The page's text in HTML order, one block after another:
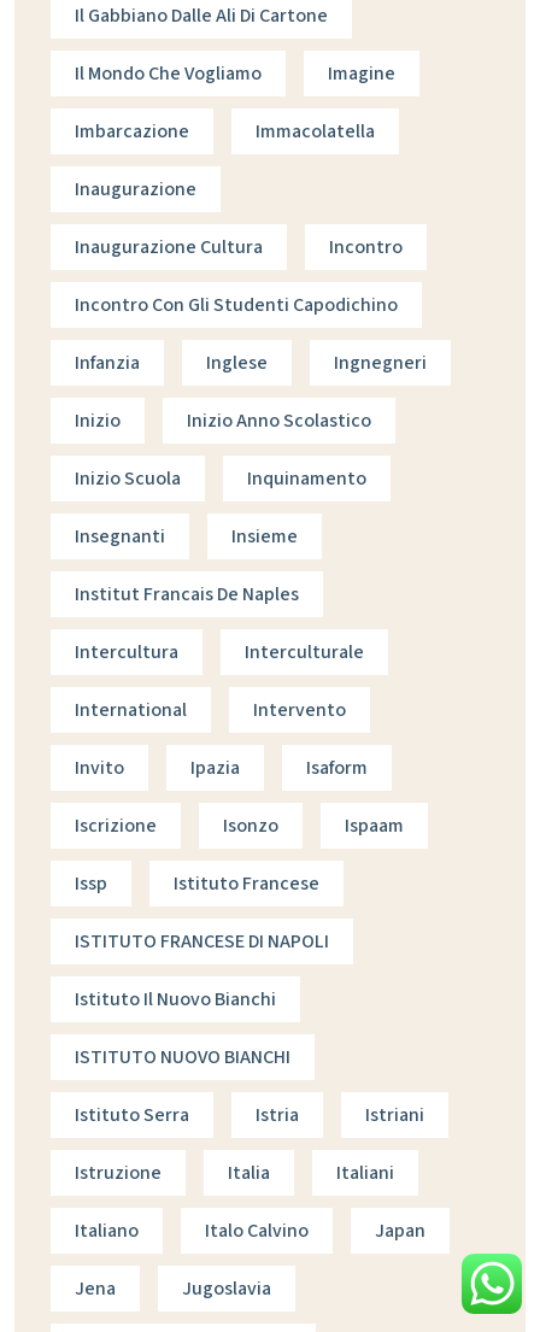
Il Gabbiano Dalle Ali Di Cartone
Il Mondo Che Vogliamo Imagine
Imbarcazione Immacolatella
Inaugurazione
Inaugurazione Cultura Incontro
Incontro Con Gli Studenti Capodichino
Infanzia Inglese Ingnegneri
Inizio Inizio Anno Scolastico
Inizio Scuola Inquinamento
Insegnanti Insieme
Institut Francais De Naples
Intercultura Interculturale
International Intervento
Invito Ipazia Isaform
Iscrizione Isonzo Ispaam
Issp Istituto Francese
ISTITUTO FRANCESE DI NAPOLI
Istituto Il Nuovo Bianchi
ISTITUTO NUOVO BIANCHI
Istituto Serra Istria Istriani
Istruzione Italia Italiani
Italiano Italo Calvino Japan
Jena Jugoslavia